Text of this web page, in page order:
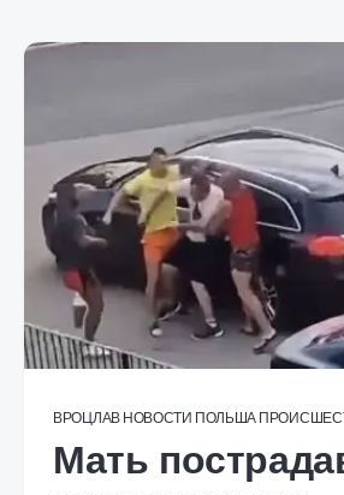
ВРОЦЛАВ НОВОСТИ ПОЛЬША
Мать